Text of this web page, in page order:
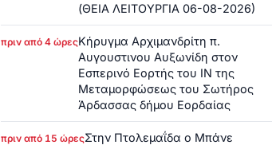
(ΘΕΙΑ ΛΕΙΤΟΥΡΓΙΑ 06-08-2026)
πριν από 4 ώρεςΚήρυγμα Αρχιμανδρίτη π.
Αυγουστινου Αυξωνίδη στον
Εσπερινό Εορτής του ΙΝ της
Μεταμορφώσεως του Σωτήρος
Άρδασσας δήμου Εορδαίας
πριν από 15 ώρεςΣτην Πτολεμαΐδα ο Μπάνε